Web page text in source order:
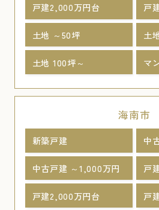
戸建2,000万円台 戸
土地 ～50坪 土
土地 100坪～ マ
海南市
新築戸建 中
中古戸建 ～1,000万円 戸
戸建2,000万円台 戸